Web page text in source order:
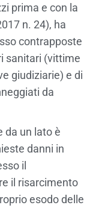
prima e con la
n. 24), ha
contrapposte
sanitari (vittime
giudiziarie) e di
da
da un lato è
danni in
il
il risarcimento
esodo delle